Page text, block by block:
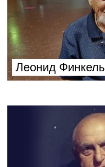
Леонид Финкель